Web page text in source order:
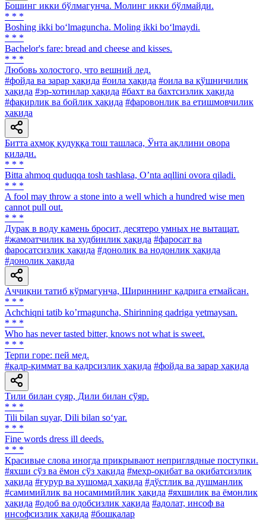
Бошинг икки бўлмагунча. Молинг икки бўлмайди.
* * *
Boshing ikki bo‘lmaguncha. Moling ikki bo‘lmaydi.
* * *
Bachelor's fare: bread and cheese and kisses.
* * *
Любовь холостого, что вешний лед.
#фойда ва зарар ҳақида #оила ҳақида #оила ва қўшничилик
ҳақида #эр-хотинлар ҳақида #бахт ва бахтсизлик ҳақида
#фақирлик ва бойлик ҳақида #фаровонлик ва етишмовчилик
ҳақида
Битта аҳмоқ қудуққа тош ташласа, Ўнта ақллини овора
қилади.
* * *
Bitta ahmoq quduqqa tosh tashlasa, Oʼnta aqllini ovora qiladi.
* * *
A fool may throw a stone into a well which a hundred wise men
cannot pull out.
* * *
Дурак в воду камень бросит, десятеро умных не вытащат.
#жамоатчилик ва худбинлик ҳақида #фаросат ва
фаросатсизлик ҳақида #донолик ва нодонлик ҳақида
#донолик ҳақида
Аччиқни татиб кўрмагунча, Шириннинг қадрига етмайсан.
* * *
Аchchiqni tatib koʼrmaguncha, Shirinning qadriga yetmaysan.
* * *
Who has never tasted bitter, knows not what is sweet.
* * *
Терпи горе: пей мед.
#қадр-қиммат ва қадрсизлик ҳақида #фойда ва зарар ҳақида
Тили билан суяр, Дили билан сўяр.
* * *
Tili bilan suyar, Dili bilan so‘yar.
* * *
Fine words dress ill deeds.
* * *
Красивые слова иногда прикрывают неприглядные поступки.
#яхши сўз ва ёмон сўз ҳақида #меҳр-оқибат ва оқибатсизлик
ҳақида #ғурур ва хушомад ҳақида #дўстлик ва душманлик
#самимийлик ва носамимийлик ҳақида #яхшилик ва ёмонлик
ҳақида #одоб ва одобсизлик ҳақида #адолат, инсоф ва
инсофсизлик ҳақида #бошқалар